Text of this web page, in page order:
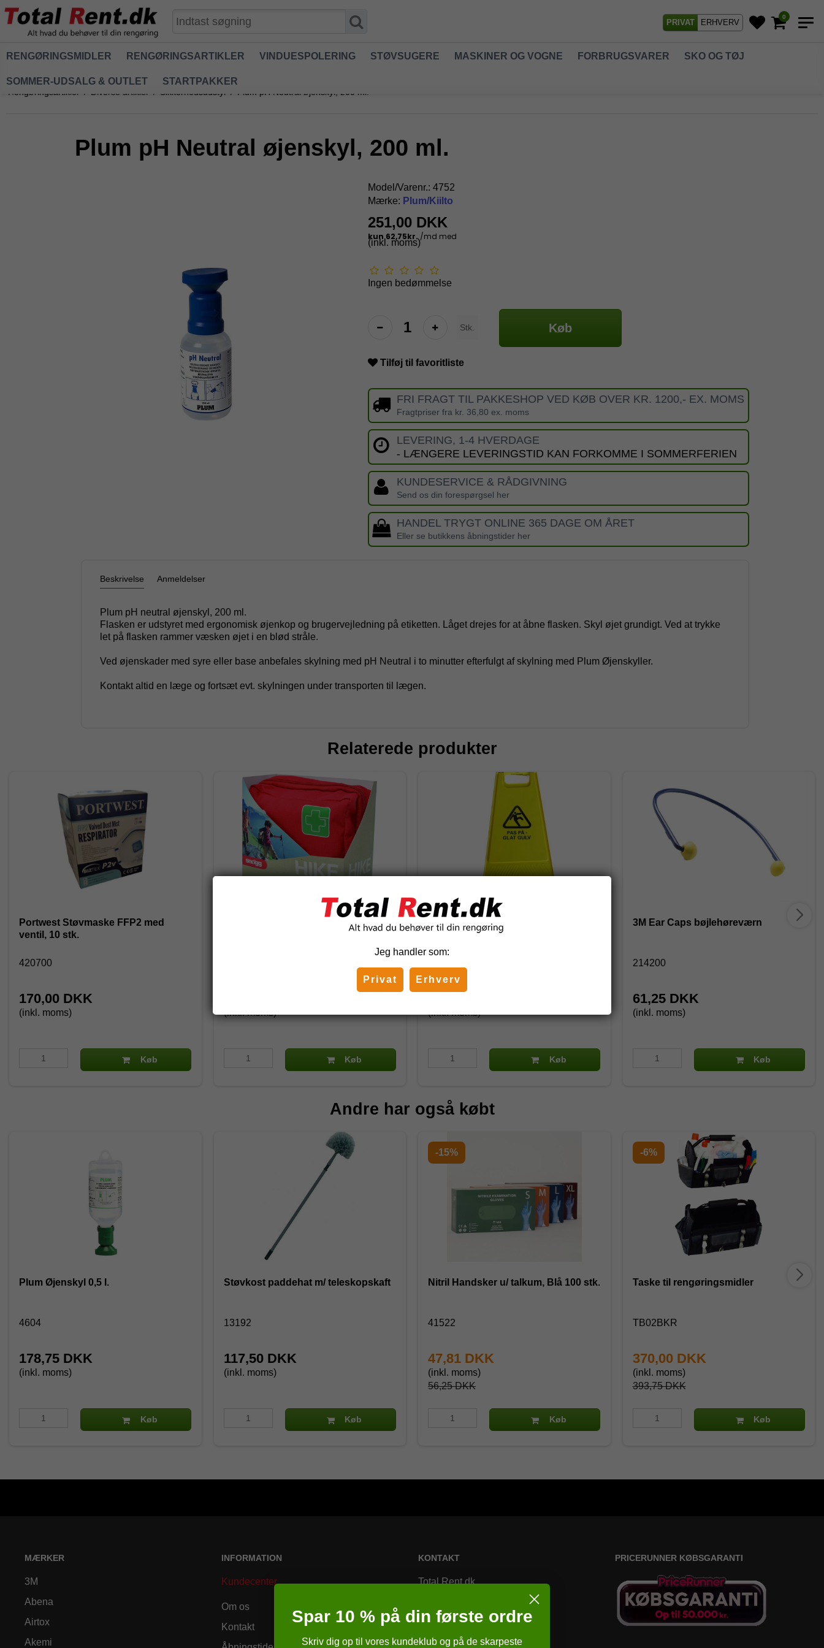
PRIVAT ERHVERV
0
RENGØRINGSMIDLER RENGØRINGSARTIKLER VINDUESPOLERING STØVSUGERE MASKINER OG VOGNE FORBRUGSVARER SKO OG TØJ
SOMMER-UDSALG & OUTLET STARTPAKKER
Rengøringsartikler / Diverse artikler / Sikkerhedsudstyr / Plum pH Neutral øjenskyl, 200 ml.
Plum pH Neutral øjenskyl, 200 ml.
Model/Varenr.: 4752
Mærke: Plum/Kiilto
251,00 DKK
(inkl. moms)
Ingen bedømmelse
Stk. Køb
Tilføj til favoritliste
FRI FRAGT TIL PAKKESHOP VED KØB OVER KR. 1200,- EX. MOMS
Fragtpriser fra kr. 36,80 ex. moms
LEVERING, 1-4 HVERDAGE
- LÆNGERE LEVERINGSTID KAN FORKOMME I SOMMERFERIEN
KUNDESERVICE & RÅDGIVNING
Send os din forespørgsel her
HANDEL TRYGT ONLINE 365 DAGE OM ÅRET
Eller se butikkens åbningstider her
Beskrivelse Anmeldelser
Plum pH neutral øjenskyl, 200 ml.
Flasken er udstyret med ergonomisk øjenkop og brugervejledning på etiketten. Låget drejes for at åbne flasken. Skyl øjet grundigt. Ved at trykke
let på flasken rammer væsken øjet i en blød stråle.
Ved øjenskader med syre eller base anbefales skylning med pH Neutral i to minutter efterfulgt af skylning med Plum Øjenskyller.
Kontakt altid en læge og fortsæt evt. skylningen under transporten til lægen.
Relaterede produkter
Portwest Støvmaske FFP2 med
ventil, 10 stk.
420700
170,00 DKK
(inkl. moms)
Køb
Førstehjælpstaske Snøgg - Hike-
(inkl. moms)
Køb
Advarselskilt "glat gulv"
(inkl. moms)
Køb
3M Ear Caps bøjlehøreværn
214200
61,25 DKK
(inkl. moms)
Køb
Andre har også købt
Plum Øjenskyl 0,5 l.
4604
178,75 DKK
(inkl. moms)
Køb
Støvkost paddehat m/ teleskopskaft
13192
117,50 DKK
(inkl. moms)
Køb
-15%
Nitril Handsker u/ talkum, Blå 100 stk.
41522
56,25 DKK
47,81 DKK
(inkl. moms)
Køb
-6%
Taske til rengøringsmidler
TB02BKR
393,75 DKK
370,00 DKK
(inkl. moms)
Køb
MÆRKER
3M
Abena
Airtox
Akemi
INFORMATION
Kundecenter
Om os
Kontakt
KONTAKT
Total Rent.dk
8230 Åbyhøj
Danmark
PRICERUNNER KØBSGARANTI
Jeg handler som:
Privat Erhverv
Spar 10 % på din første ordre
Skriv dig op til vores kundeklub og på de skarpeste